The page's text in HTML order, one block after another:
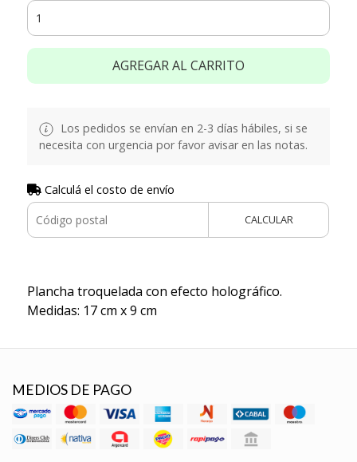
AGREGAR AL CARRITO
Los pedidos se envían en 2-3 días hábiles, si se
necesita con urgencia por favor avisar en las notas.
Calculá el costo de envío
CALCULAR
Plancha troquelada con efecto holográfico.
Medidas: 17 cm x 9 cm
MEDIOS DE PAGO